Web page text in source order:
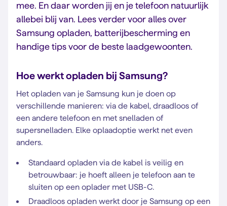
mee. En daar worden jij en je telefoon natuurlijk
allebei blij van. Lees verder voor alles over
Samsung opladen, batterijbescherming en
handige tips voor de beste laadgewoonten.
Hoe werkt opladen bij Samsung?
Het opladen van je Samsung kun je doen op
verschillende manieren: via de kabel, draadloos of
een andere telefoon en met snelladen of
supersnelladen. Elke oplaadoptie werkt net even
anders.
Standaard opladen via de kabel is veilig en
betrouwbaar: je hoeft alleen je telefoon aan te
sluiten op een oplader met USB-C.
Draadloos opladen werkt door je Samsung op een